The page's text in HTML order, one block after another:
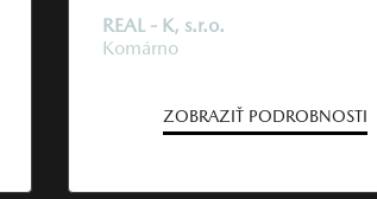
REAL - K, s.r.o.
Komárno
ZOBRAZIŤ PODROBNOSTI